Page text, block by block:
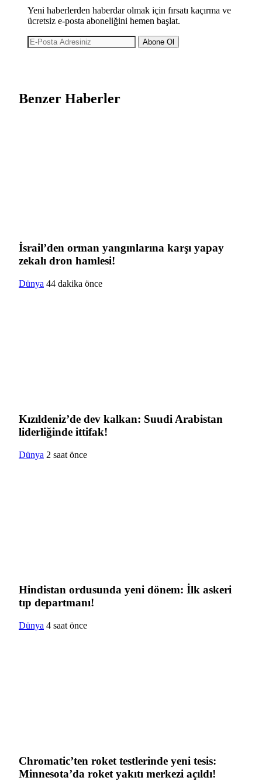
Yeni haberlerden haberdar olmak için fırsatı kaçırma ve
ücretsiz e-posta aboneliğini hemen başlat.
Abone Ol
Benzer Haberler
İsrail’den orman yangınlarına karşı yapay
zekalı dron hamlesi!
Dünya 44 dakika önce
Kızıldeniz’de dev kalkan: Suudi Arabistan
liderliğinde ittifak!
Dünya 2 saat önce
Hindistan ordusunda yeni dönem: İlk askeri
tıp departmanı!
Dünya 4 saat önce
Chromatic’ten roket testlerinde yeni tesis:
Minnesota’da roket yakıtı merkezi açıldı!